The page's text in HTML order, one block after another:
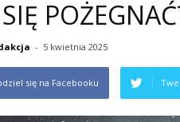
- 5 kwietnia 2025
się na Facebooku